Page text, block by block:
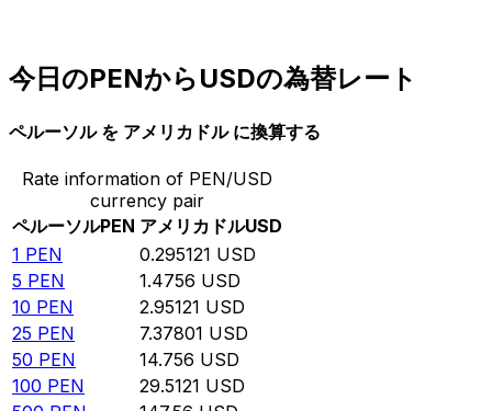
今日のPENからUSDの為替レート
ペルーソル を アメリカドル に換算する
Rate information of PEN/USD
currency pair
ペルーソルPEN アメリカドルUSD
1 PEN 0.295121 USD
5 PEN 1.4756 USD
10 PEN 2.95121 USD
25 PEN 7.37801 USD
50 PEN 14.756 USD
100 PEN 29.5121 USD